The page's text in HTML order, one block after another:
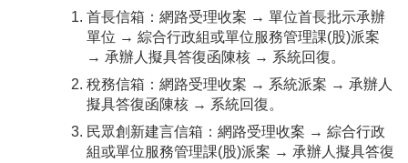
首長信箱：網路受理收案 → 單位首長批示承辦
單位 → 綜合行政組或單位服務管理課(股)派案
→ 承辦人擬具答復函陳核 → 系統回復。
稅務信箱：網路受理收案 → 系統派案 → 承辦人
擬具答復函陳核 → 系統回復。
民眾創新建言信箱：網路受理收案 → 綜合行政
組或單位服務管理課(股)派案 → 承辦人擬具答復